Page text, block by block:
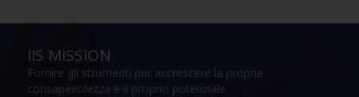
IIS MISSION
Fornire gli strumenti per accrescere la propria
consapevolezza e il proprio potenziale